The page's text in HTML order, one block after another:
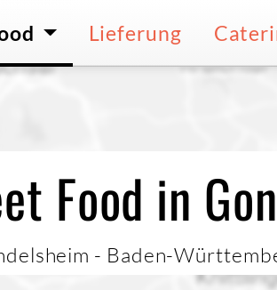
Lieferung
Food in
- Baden-